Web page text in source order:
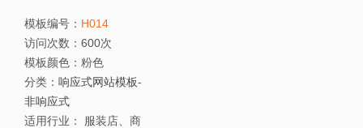
模板编号： H014
访问次数： 600次
模板颜色： 粉色
分类： 响应式网站模板-
非响应式
适用行业： 服装店、商